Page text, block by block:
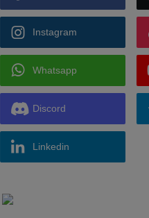
Instagram
Whatsapp
Discord
Linkedin